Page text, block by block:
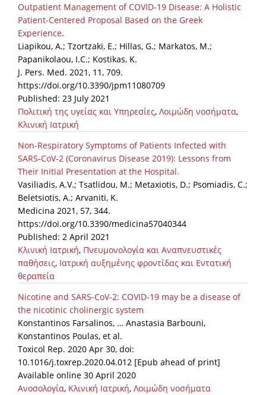
Outpatient Management of COVID-19 Disease: A Holistic
Patient-Centered Proposal Based on the Greek
Experience.
Liapikou, A.; Tzortzaki, E.; Hillas, G.; Markatos, M.;
Papanikolaou, I.C.; Kostikas, K.
J. Pers. Med. 2021, 11, 709.
https://doi.org/10.3390/jpm11080709
Published: 23 July 2021
Πολιτική της υγείας και Υπηρεσίες, Λοιμώδη νοσήματα,
Κλινική Ιατρική
Non-Respiratory Symptoms of Patients Infected with
SARS-CoV-2 (Coronavirus Disease 2019): Lessons from
Their Initial Presentation at the Hospital.
Vasiliadis, A.V.; Tsatlidou, M.; Metaxiotis, D.; Psomiadis, C.;
Beletsiotis, A.; Arvaniti, K.
Medicina 2021, 57, 344.
https://doi.org/10.3390/medicina57040344
Published: 2 April 2021
Κλινική Ιατρική, Πνευμονολογία και Αναπνευστικές
παθήσεις, Ιατρική αυξημένης φροντίδας και Εντατική
θεραπεία
Nicotine and SARS-CoV-2: COVID-19 may be a disease of
the nicotinic cholinergic system
Konstantinos Farsalinos, … Anastasia Barbouni,
Konstantinos Poulas, et al.
Toxicol Rep. 2020 Apr 30, doi:
10.1016/j.toxrep.2020.04.012 [Epub ahead of print]
Available online 30 April 2020
Ανοσολογία, Κλινική Ιατρική, Λοιμώδη νοσήματα